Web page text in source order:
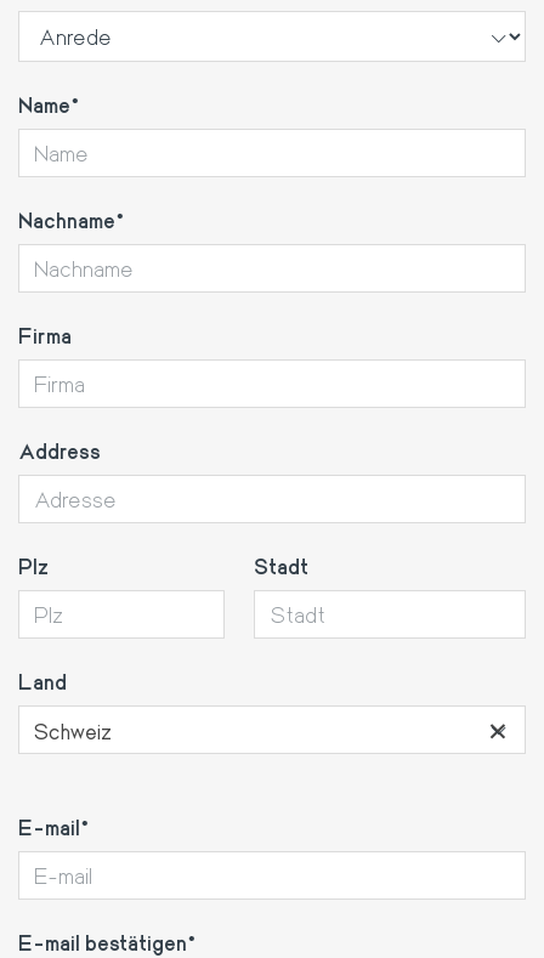
Name
Nachname
Firma
Address
Stadt
Plz
Land
×
Schweiz
mail
E-mail
E-mail bestätigen